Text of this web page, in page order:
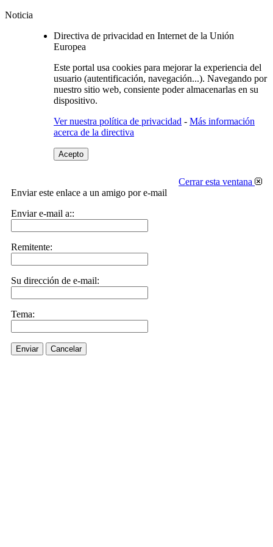
Noticia
Directiva de privacidad en Internet de la Unión
Europea
Este portal usa cookies para mejorar la experiencia del
usuario (autentificación, navegación...). Navegando por
nuestro sitio web, consiente poder almacenarlas en su
dispositivo.
Ver nuestra política de privacidad - Más información
acerca de la directiva
Acepto
Cerrar esta ventana
Enviar este enlace a un amigo por e-mail
Enviar e-mail a::
Remitente:
Su dirección de e-mail:
Tema:
Enviar Cancelar